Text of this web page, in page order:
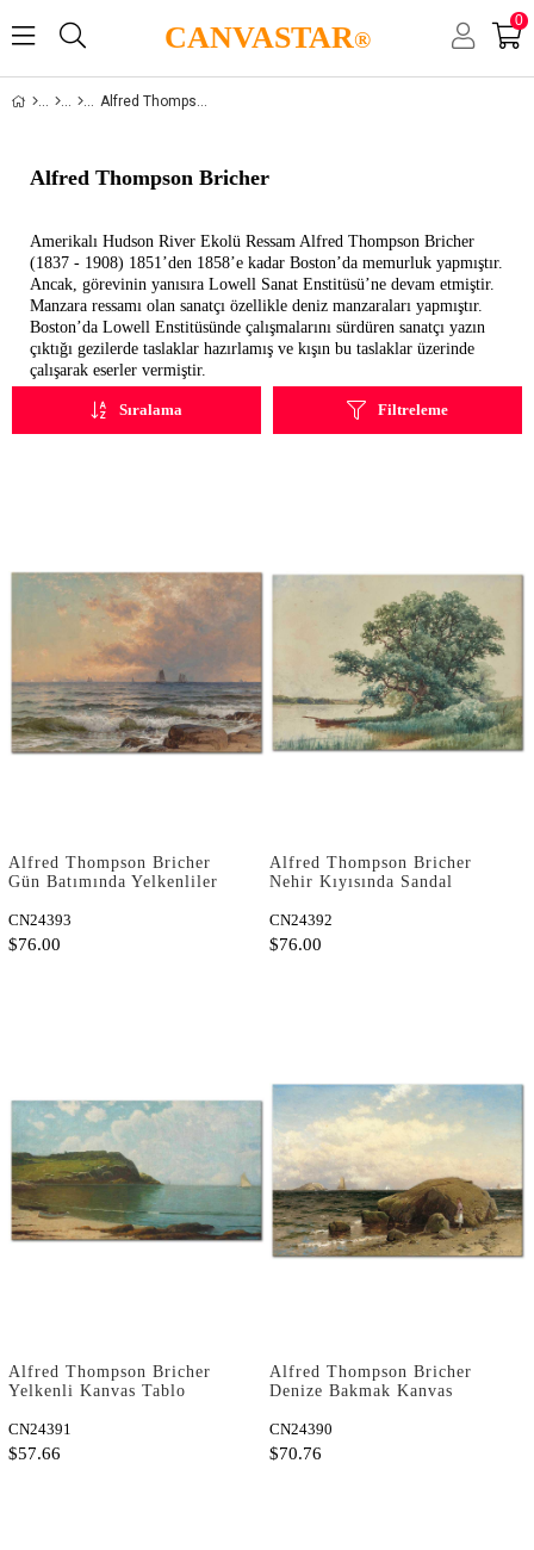
CANVASTAR®
0
Alfred Thompson Bricher
Alfred Thompson Bricher
Amerikalı Hudson River Ekolü Ressam Alfred Thompson Bricher
(1837 - 1908) 1851’den 1858’e kadar Boston’da memurluk yapmıştır.
Ancak, görevinin yanısıra Lowell Sanat Enstitüsü’ne devam etmiştir.
Manzara ressamı olan sanatçı özellikle deniz manzaraları yapmıştır.
Boston’da Lowell Enstitüsünde çalışmalarını sürdüren sanatçı yazın
çıktığı gezilerde taslaklar hazırlamış ve kışın bu taslaklar üzerinde
çalışarak eserler vermiştir.
Filtreleme
Sıralama
Alfred Thompson Bricher
Gün Batımında Yelkenliler
CN24393
$76.00
Alfred Thompson Bricher
Nehir Kıyısında Sandal
CN24392
$76.00
Alfred Thompson Bricher
Yelkenli Kanvas Tablo
CN24391
$57.66
Alfred Thompson Bricher
Denize Bakmak Kanvas
CN24390
$70.76